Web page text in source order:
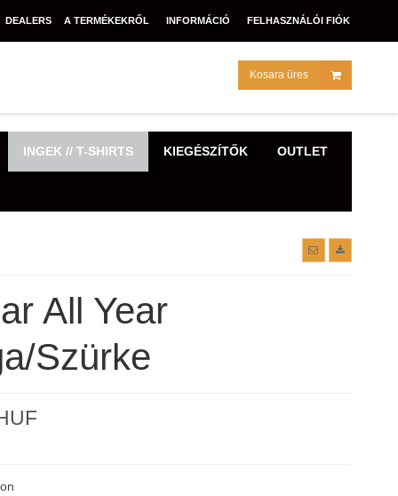
DEALERS A TERMÉKEKRŐL INFORMÁCIÓ FELHASZNÁLÓI FIÓK
Kosara üres
INGEK // T-SHIRTS KIEGÉSZÍTŐK OUTLET
All Year
Szürke